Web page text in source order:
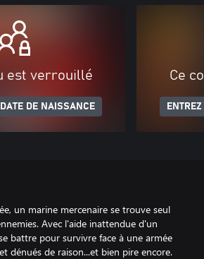
est verrouillé
DATE DE NAISSANCE
Ce
un marine mercenaire se trouve seul
Avec l'aide inattendue d'un
battre pour survivre face à une armée
dénués de raison...et bien pire encore.